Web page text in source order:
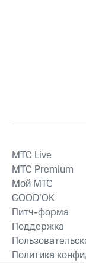
MTС Live
MTС Premium
Мой МТС
GOOD’OK
Питч-форма
Поддержка
Политика